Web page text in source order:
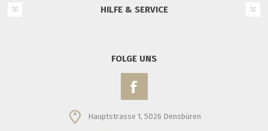
HILFE & SERVICE
FOLGE UNS
Hauptstrasse 1, 5026 Densbüren